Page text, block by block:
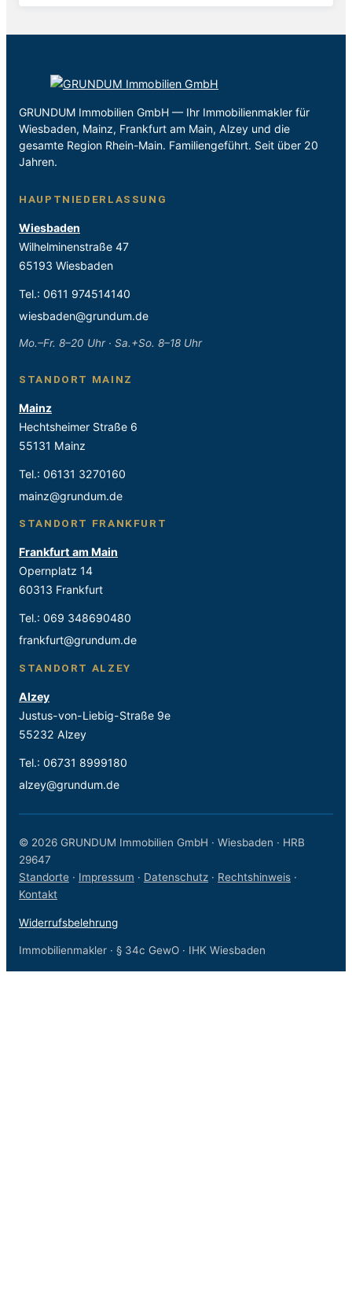
GRUNDUM Immobilien GmbH — Ihr Immobilienmakler für
Wiesbaden, Mainz, Frankfurt am Main, Alzey und die
gesamte Region Rhein-Main. Familiengeführt. Seit über 20
Jahren.
HAUPTNIEDERLASSUNG
Wiesbaden
Wilhelminenstraße 47
65193 Wiesbaden
Tel.: 0611 974514140
wiesbaden@grundum.de
Mo.–Fr. 8–20 Uhr · Sa.+So. 8–18 Uhr
STANDORT MAINZ
Mainz
Hechtsheimer Straße 6
55131 Mainz
Tel.: 06131 3270160
mainz@grundum.de
STANDORT FRANKFURT
Frankfurt am Main
Opernplatz 14
60313 Frankfurt
Tel.: 069 348690480
frankfurt@grundum.de
STANDORT ALZEY
Alzey
Justus-von-Liebig-Straße 9e
55232 Alzey
Tel.: 06731 8999180
alzey@grundum.de
© 2026 GRUNDUM Immobilien GmbH · Wiesbaden · HRB
29647
Standorte · Impressum · Datenschutz · Rechtshinweis ·
Kontakt
Widerrufsbelehrung
Immobilienmakler · § 34c GewO · IHK Wiesbaden